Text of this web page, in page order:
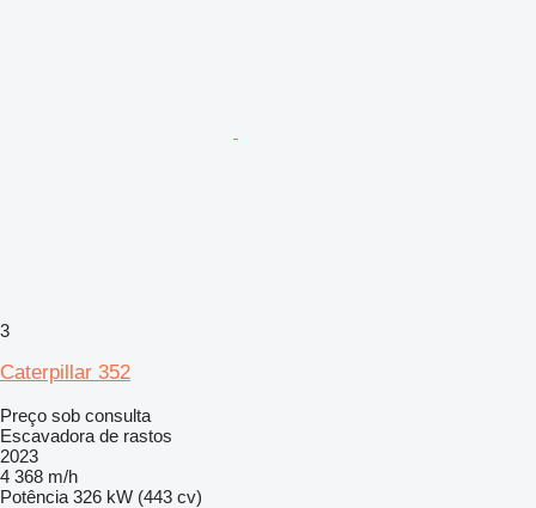
3
Caterpillar 352
Preço sob consulta
Escavadora de rastos
2023
4 368 m/h
Potência 326 kW (443 cv)